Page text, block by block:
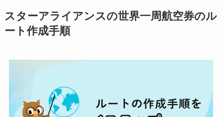
スターアライアンスの世界一周航空券のル
ート作成手順